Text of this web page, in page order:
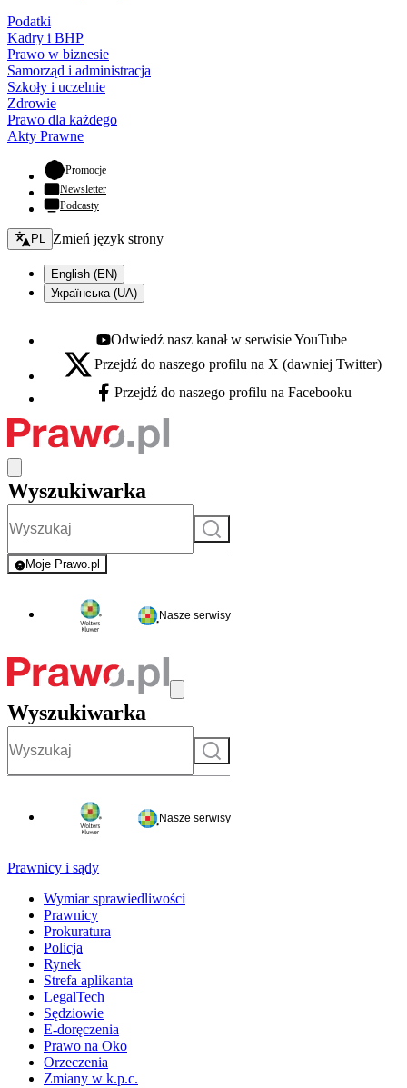
Podatki
Kadry i BHP
Prawo w biznesie
Samorząd i administracja
Szkoły i uczelnie
Zdrowie
Prawo dla każdego
Akty Prawne
Promocje- otwiera się w nowej karcie
Newsletter
Podcasty
Zmień język - bieżący:
PL Zmień język strony
English (EN)
Українська (UA)
Youtube - otwiera się w nowej karcie
Odwiedź nasz kanał w serwisie YouTube
X - otwiera się w nowej karcie
Przejdź do naszego profilu na X (dawniej Twitter)
Facebook - otwiera się w nowej karcie
Przejdź do naszego profilu na Facebooku
Wyszukiwarka
Szukaj
Moje Prawo.pl
- rejestracja i logowanie do serwisu
Nasze serwisy
Wyszukiwarka
Szukaj
Nasze serwisy
Prawnicy i sądy
Wymiar sprawiedliwości
Prawnicy
Prokuratura
Policja
Rynek
Strefa aplikanta
LegalTech
Sędziowie
E-doręczenia
Prawo na Oko
Orzeczenia
Zmiany w k.p.c.